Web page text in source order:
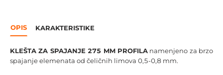
OPIS KARAKTERISTIKE
KLEŠTA ZA SPAJANJE 275 MM PROFILAnamenjeno za brzo
spajanje elemenata od čeličnih limova 0,5-0,8 mm.